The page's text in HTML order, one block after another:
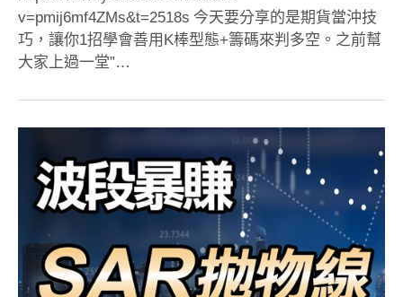
v=pmij6mf4ZMs&t=2518s 今天要分享的是期貨當沖技
巧，讓你1招學會善用K棒型態+籌碼來判多空。之前幫
大家上過一堂”…